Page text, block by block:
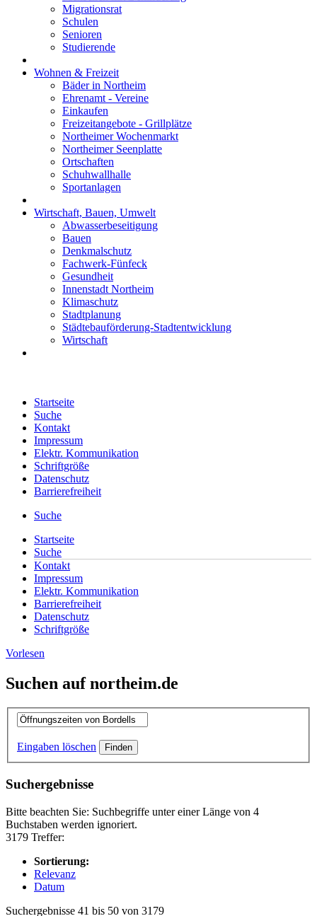
Migrationsrat
Schulen
Senioren
Studierende
Wohnen & Freizeit
Bäder in Northeim
Ehrenamt - Vereine
Einkaufen
Freizeitangebote - Grillplätze
Northeimer Wochenmarkt
Northeimer Seenplatte
Ortschaften
Schuhwallhalle
Sportanlagen
Wirtschaft, Bauen, Umwelt
Abwasserbeseitigung
Bauen
Denkmalschutz
Fachwerk-Fünfeck
Gesundheit
Innenstadt Northeim
Klimaschutz
Stadtplanung
Städtebauförderung-Stadtentwicklung
Wirtschaft
Startseite
Suche
Kontakt
Impressum
Elektr. Kommunikation
Schriftgröße
Datenschutz
Barrierefreiheit
Suche
Startseite
Suche
Kontakt
Impressum
Elektr. Kommunikation
Barrierefreiheit
Datenschutz
Schriftgröße
Vorlesen
Suchen auf northeim.de
Eingaben löschen
Suchergebnisse
Bitte beachten Sie: Suchbegriffe unter einer Länge von 4
Buchstaben werden ignoriert.
3179 Treffer:
Sortierung:
Relevanz
Datum
Suchergebnisse 41 bis 50 von 3179